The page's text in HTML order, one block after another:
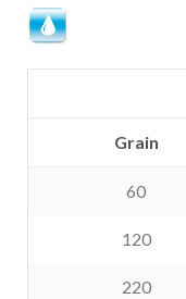
Grain
60
120
220